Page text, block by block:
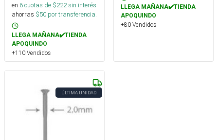
en 6cuotas de $222sin interés
ahorras $50 por transferencia.
LLEGA MAÑANA✔️TIENDA
APOQUINDO
+110 Vendidos
LLEGA MAÑANA✔️TIENDA
APOQUINDO
+80 Vendidos
ÚLTIMA UNIDAD